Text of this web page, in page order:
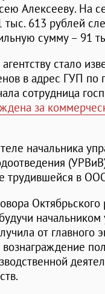
Алексееву. На
тыс. 613 рублей
сумму – 91
стало
в адрес ГУП
сотрудница
за
начальника
трудившейся в
от главного